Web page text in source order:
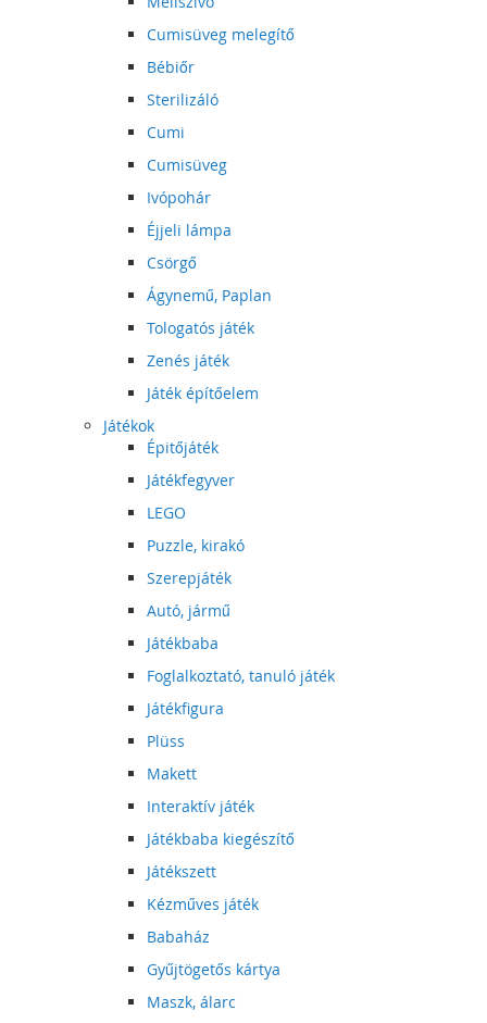
Cumisüveg melegítő
Bébiőr
Sterilizáló
Cumi
Cumisüveg
Ivópohár
Éjjeli lámpa
Csörgő
Ágynemű, Paplan
Tologatós játék
Zenés játék
Játék építőelem
Játékok
Épitőjáték
Játékfegyver
LEGO
Puzzle, kirakó
Szerepjáték
Autó, jármű
Játékbaba
Foglalkoztató, tanuló játék
Játékfigura
Plüss
Makett
Interaktív játék
Játékbaba kiegészítő
Játékszett
Kézműves játék
Babaház
Gyűjtögetős kártya
Maszk, álarc